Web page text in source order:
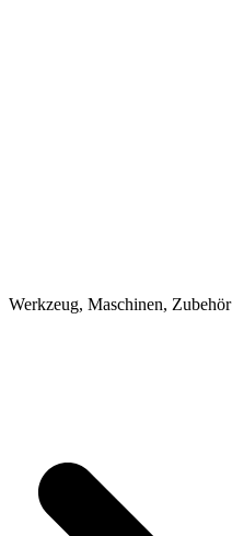
Werkzeug, Maschinen, Zubehör